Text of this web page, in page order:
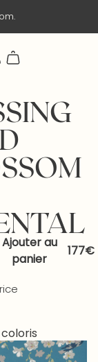
Ajouter au
panier